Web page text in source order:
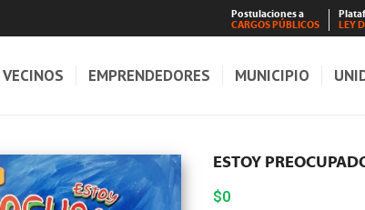
Postulaciones a
CARGOS PÚBLICOS
LEY
VECINOS EMPRENDEDORES MUNICIPIO
ESTOY
$0